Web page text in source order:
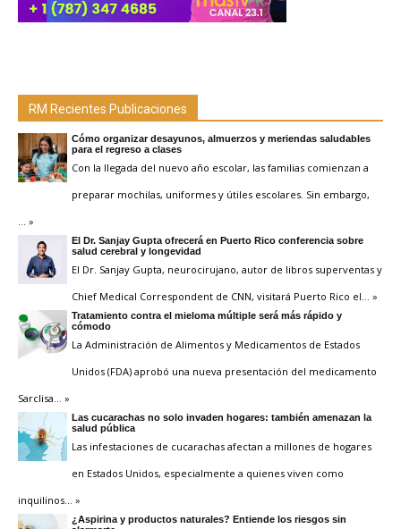
RM Recientes Publicaciones
Cómo organizar desayunos, almuerzos y meriendas saludables
para el regreso a clases
Con la llegada del nuevo año escolar, las familias comienzan a
preparar mochilas, uniformes y útiles escolares. Sin embargo,
… »
El Dr. Sanjay Gupta ofrecerá en Puerto Rico conferencia sobre
salud cerebral y longevidad
El Dr. Sanjay Gupta, neurocirujano, autor de libros superventas y
Chief Medical Correspondent de CNN, visitará Puerto Rico el … »
Tratamiento contra el mieloma múltiple será más rápido y
cómodo
La Administración de Alimentos y Medicamentos de Estados
Unidos (FDA) aprobó una nueva presentación del medicamento
Sarclisa … »
Las cucarachas no solo invaden hogares: también amenazan la
salud pública
Las infestaciones de cucarachas afectan a millones de hogares
en Estados Unidos, especialmente a quienes viven como
inquilinos … »
¿Aspirina y productos naturales? Entiende los riesgos sin